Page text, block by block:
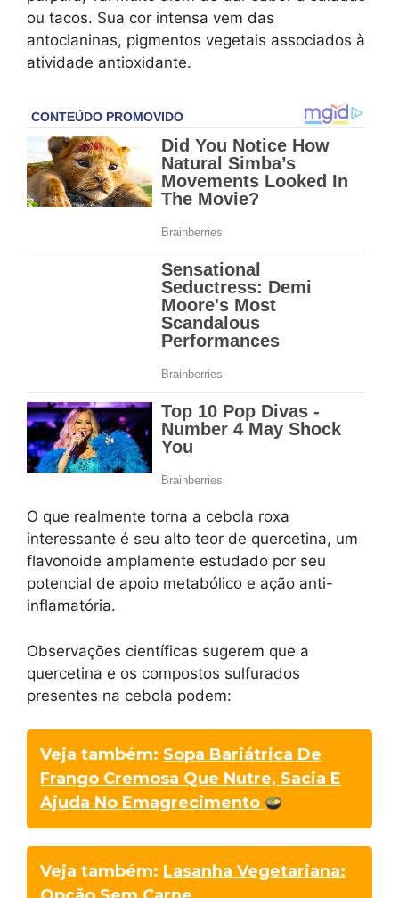
ou tacos. Sua cor intensa vem das
antocianinas, pigmentos vegetais associados à
atividade antioxidante.
O que realmente torna a cebola roxa
interessante é seu alto teor de quercetina, um
flavonoide amplamente estudado por seu
potencial de apoio metabólico e ação anti-
inflamatória.
Observações científicas sugerem que a
quercetina e os compostos sulfurados
presentes na cebola podem:
Veja também: Sopa Bariátrica De
Frango Cremosa Que Nutre, Sacia E
Ajuda No Emagrecimento
Veja também: Lasanha Vegetariana: